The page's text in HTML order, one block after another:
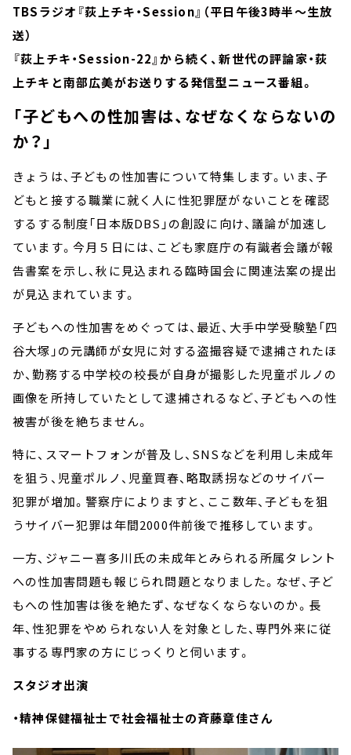
TBSラジオ『荻上チキ・Session』（平日午後3時半～生放
送）
『荻上チキ・Session-22』から続く、新世代の評論家・荻
上チキと南部広美がお送りする発信型ニュース番組。
「子どもへの性加害は、なぜなくならないの
か？」
きょうは、子どもの性加害について特集します。いま、子
どもと接する職業に就く人に性犯罪歴がないことを確認
するする制度「日本版DBS」の創設に向け、議論が加速し
ています。今月５日には、こども家庭庁の有識者会議が報
告書案を示し、秋に見込まれる臨時国会に関連法案の提出
が見込まれています。
子どもへの性加害をめぐっては、最近、大手中学受験塾「四
谷大塚」の元講師が女児に対する盗撮容疑で逮捕されたほ
か、勤務する中学校の校長が自身が撮影した児童ポルノの
画像を所持していたとして逮捕されるなど、子どもへの性
被害が後を絶ちません。
特に、スマートフォンが普及し、SNSなどを利用し未成年
を狙う、児童ポルノ、児童買春、略取誘拐などのサイバー
犯罪が増加。警察庁によりますと、ここ数年、子どもを狙
うサイバー犯罪は年間2000件前後で推移しています。
一方、ジャニー喜多川氏の未成年とみられる所属タレント
への性加害問題も報じられ問題となりました。なぜ、子ど
もへの性加害は後を絶たず、なぜなくならないのか。長
年、性犯罪をやめられない人を対象とした、専門外来に従
事する専門家の方にじっくりと伺います。
スタジオ出演
・精神保健福祉士で社会福祉士の斉藤章佳さん